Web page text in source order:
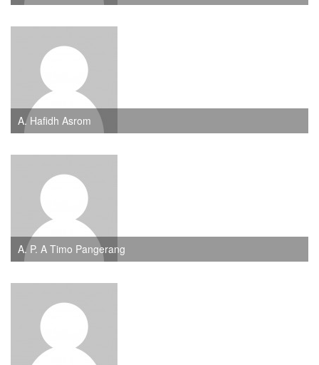
A. Hafidh Asrom
A. P. A Timo Pangerang